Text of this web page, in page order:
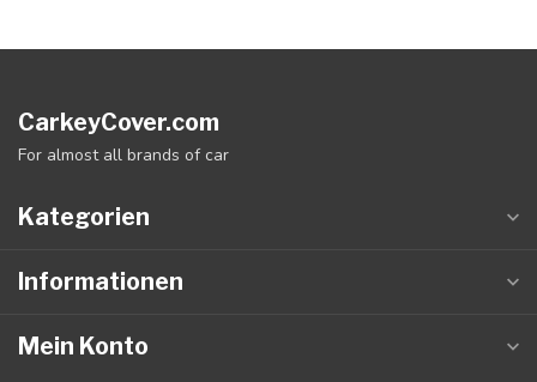
CarkeyCover.com
For almost all brands of car
Kategorien
Informationen
Mein Konto